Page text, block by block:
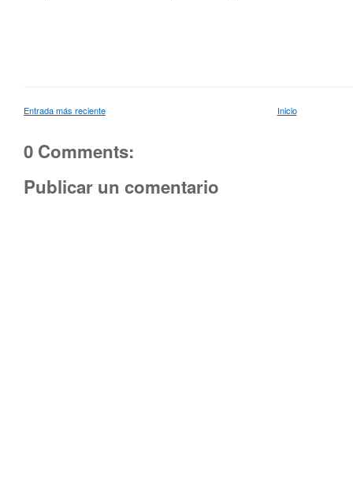
Entrada más reciente Inicio
0 Comments:
Publicar un comentario